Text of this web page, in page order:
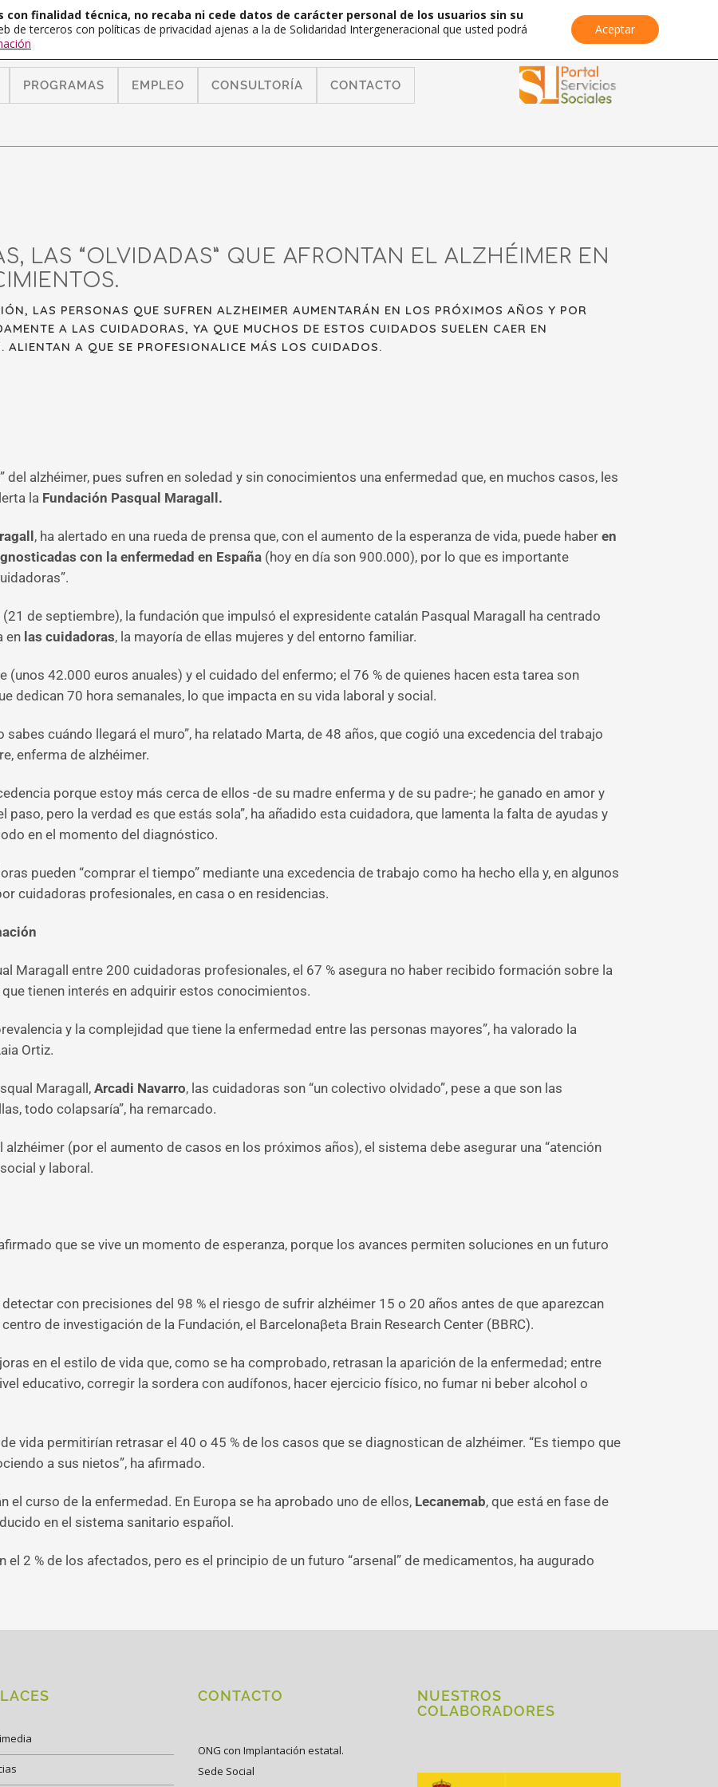
PROGRAMAS EMPLEO CONSULTORÍA CONTACTO
LAS “OLVIDADAS” QUE AFRONTAN EL ALZHÉIMER EN
LAS PERSONAS QUE SUFREN ALZHEIMER AUMENTARÁN EN LOS PRÓXIMOS AÑOS Y POR
A LAS CUIDADORAS, YA QUE MUCHOS DE ESTOS CUIDADOS SUELEN CAER EN
ALIENTAN A QUE SE PROFESIONALICE MÁS LOS CUIDADOS.
del alzhéimer, pues sufren en soledad y sin conocimientos una enfermedad que, en muchos casos, les
la Fundación Pasqual Maragall.
, ha alertado en una rueda de prensa que, con el aumento de la esperanza de vida, puede haber en
con la enfermedad en España (hoy en día son 900.000), por lo que es importante
(21 de septiembre), la fundación que impulsó el expresidente catalán Pasqual Maragall ha centrado
en las cuidadoras, la mayoría de ellas mujeres y del entorno familiar.
(unos 42.000 euros anuales) y el cuidado del enfermo; el 76 % de quienes hacen esta tarea son
dedican 70 hora semanales, lo que impacta en su vida laboral y social.
sabes cuándo llegará el muro”, ha relatado Marta, de 48 años, que cogió una excedencia del trabajo
enferma de alzhéimer.
porque estoy más cerca de ellos -de su madre enferma y de su padre-; he ganado en amor y
pero la verdad es que estás sola”, ha añadido esta cuidadora, que lamenta la falta de ayudas y
en el momento del diagnóstico.
pueden “comprar el tiempo” mediante una excedencia de trabajo como ha hecho ella y, en algunos
cuidadoras profesionales, en casa o en residencias.
Maragall entre 200 cuidadoras profesionales, el 67 % asegura no haber recibido formación sobre la
tienen interés en adquirir estos conocimientos.
y la complejidad que tiene la enfermedad entre las personas mayores”, ha valorado la
Ortiz.
Maragall, Arcadi Navarro, las cuidadoras son “un colectivo olvidado”, pese a que son las
todo colapsaría”, ha remarcado.
alzhéimer (por el aumento de casos en los próximos años), el sistema debe asegurar una “atención
y laboral.
que se vive un momento de esperanza, porque los avances permiten soluciones en un futuro
con precisiones del 98 % el riesgo de sufrir alzhéimer 15 o 20 años antes de que aparezcan
de investigación de la Fundación, el Barcelonaβeta Brain Research Center (BBRC).
en el estilo de vida que, como se ha comprobado, retrasan la aparición de la enfermedad; entre
educativo, corregir la sordera con audífonos, hacer ejercicio físico, no fumar ni beber alcohol o
vida permitirían retrasar el 40 o 45 % de los casos que se diagnostican de alzhéimer. “Es tiempo que
a sus nietos”, ha afirmado.
el curso de la enfermedad. En Europa se ha aprobado uno de ellos, Lecanemab, que está en fase de
en el sistema sanitario español.
2 % de los afectados, pero es el principio de un futuro “arsenal” de medicamentos, ha augurado
CONTACTO
ONG con Implantación estatal.
Sede Social
NUESTROS
COLABORADORES
finalidad técnica, no recaba ni cede datos de carácter personal de los usuarios sin su
de terceros con políticas de privacidad ajenas a la de Solidaridad Intergeneracional que usted podrá
Aceptar